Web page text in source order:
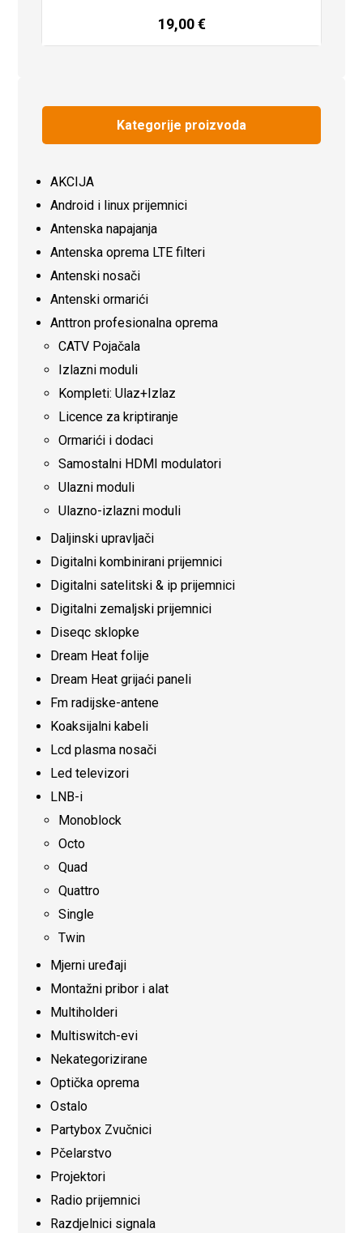
19,00€
Dodaj u košaricu
Kategorije proizvoda
AKCIJA
Android i linux prijemnici
Antenska napajanja
Antenska oprema LTE filteri
Antenski nosači
Antenski ormarići
Anttron profesionalna oprema
CATV Pojačala
Izlazni moduli
Kompleti: Ulaz+Izlaz
Licence za kriptiranje
Ormarići i dodaci
Samostalni HDMI modulatori
Ulazni moduli
Ulazno-izlazni moduli
Daljinski upravljači
Digitalni kombinirani prijemnici
Digitalni satelitski & ip prijemnici
Digitalni zemaljski prijemnici
Diseqc sklopke
Dream Heat folije
Dream Heat grijaći paneli
Fm radijske-antene
Koaksijalni kabeli
Lcd plasma nosači
Led televizori
LNB-i
Monoblock
Octo
Quad
Quattro
Single
Twin
Mjerni uređaji
Montažni pribor i alat
Multiholderi
Multiswitch-evi
Nekategorizirane
Optička oprema
Ostalo
Partybox Zvučnici
Pčelarstvo
Projektori
Radio prijemnici
Razdjelnici signala